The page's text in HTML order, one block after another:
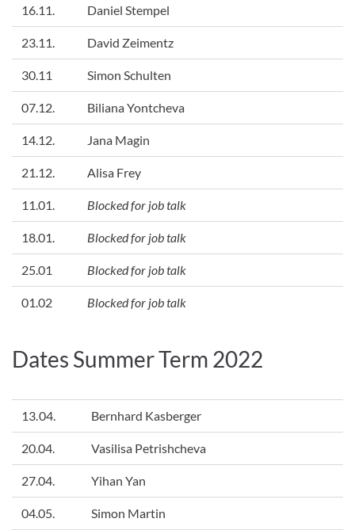
16.11. Daniel Stempel
23.11. David Zeimentz
30.11 Simon Schulten
07.12. Biliana Yontcheva
14.12. Jana Magin
21.12. Alisa Frey
11.01. Blocked for job talk
18.01. Blocked for job talk
25.01 Blocked for job talk
01.02 Blocked for job talk
Dates Summer Term 2022
13.04. Bernhard Kasberger
20.04. Vasilisa Petrishcheva
27.04. Yihan Yan
04.05. Simon Martin